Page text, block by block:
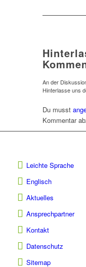
An der
Hinterlasse uns
Du musst
Kommentar
Leichte Sprache
Englisch
Aktuelles
Ansprechpartner
Kontakt
Datenschutz
Sitemap